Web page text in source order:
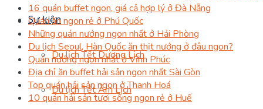
Sự kiện
Du lịch Tết Dương Lịch
Du lịch Tết Âm Lịch
16 quán buffet ngon, giá cả hợp lý ở Đà Nẵng
Quán ăn ngon rẻ ở Phú Quốc
Những quán nướng ngon nhất ở Hải Phòng
Du lịch Seoul, Hàn Quốc ăn thịt nướng ở đâu ngon?
Quán nướng ngon nhất ở Vĩnh Phúc
Địa chỉ ăn buffet hải sản ngon nhất Sài Gòn
Top quán hải sản ngon ở Thanh Hoá
10 quán hải sản tươi sống ngon rẻ ở Huế